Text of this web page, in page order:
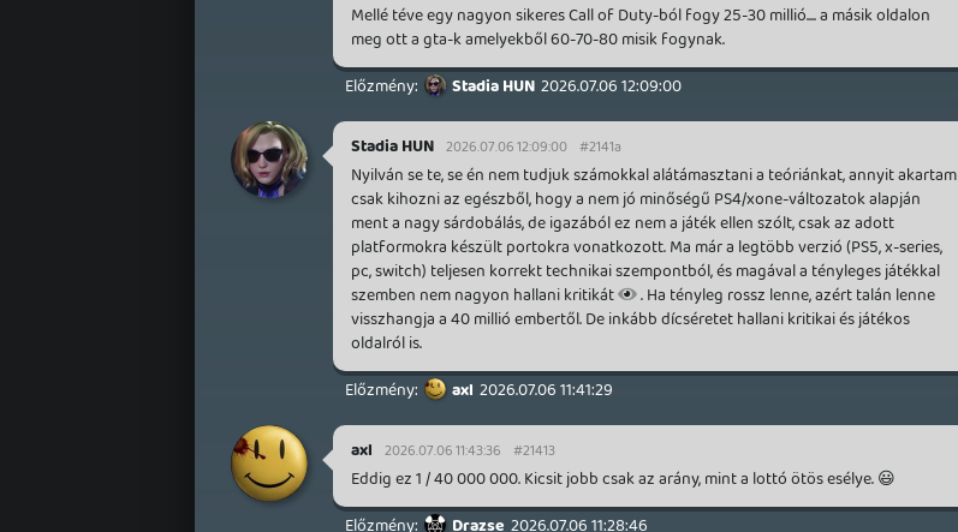
Mellé téve egy nagyon sikeres Call of Duty-ból fogy 25-30 millió.... a másik oldalon
meg ott a gta-k amelyekből 60-70-80 misik fogynak.
Stadia HUN 2026.07.06 12:09:00
Stadia HUN 2026.07.06 12:09:00 #2141a
Nyilván se te, se én nem tudjuk számokkal alátámasztani a teóriánkat, annyit akartam
csak kihozni az egészből, hogy a nem jó minőségű PS4/xone-változatok alapján
ment a nagy sárdobálás, de igazából ez nem a játék ellen szólt, csak az adott
platformokra készült portokra vonatkozott. Ma már a legtöbb verzió (PS5, x-series,
pc, switch) teljesen korrekt technikai szempontból, és magával a tényleges játékkal
szemben nem nagyon hallani kritikát
. Ha tényleg rossz lenne, azért talán lenne
visszhangja a 40 millió embertől. De inkább dícséretet hallani kritikai és játékos
oldalról is.
axl 2026.07.06 11:41:29
axl 2026.07.06 11:43:36 #21413
Eddig ez 1 / 40 000 000. Kicsit jobb csak az arány, mint a lottó ötös esélye. 😃
Drazse 2026.07.06 11:28:46